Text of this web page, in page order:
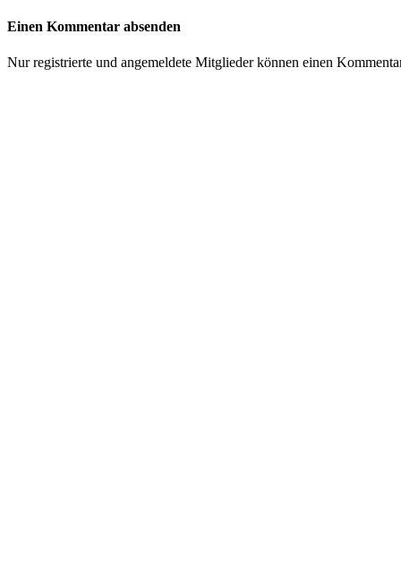
Einen Kommentar absenden
Nur registrierte und angemeldete Mitglieder können einen